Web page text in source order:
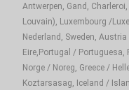
Antwerpen, Gand,
Louvain), Luxembourg /
Nederland, Sweden,
Eire,Portugal /
Norge / Noreg, Greece /
Koztarsasag, Iceland /